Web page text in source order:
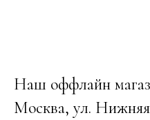
Наш оффлайн
Москва, ул.